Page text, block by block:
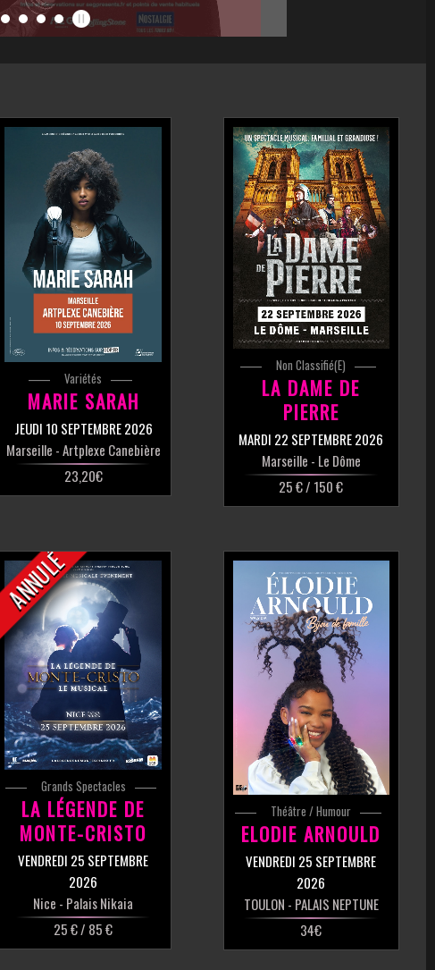
Variétés
MARIE SARAH
JEUDI 10 SEPTEMBRE 2026
Marseille - Artplexe Canebière
23,20€
Non Classifié(e)
LA DAME DE
PIERRE
MARDI 22 SEPTEMBRE 2026
Marseille - Le Dôme
25 € / 150 €
ANNULÉ
Grands Spectacles
LA LÉGENDE DE
MONTE-CRISTO
VENDREDI 25 SEPTEMBRE
2026
Nice - Palais Nikaia
25 € / 85 €
Théâtre / Humour
ELODIE ARNOULD
VENDREDI 25 SEPTEMBRE
2026
TOULON - PALAIS NEPTUNE
34€